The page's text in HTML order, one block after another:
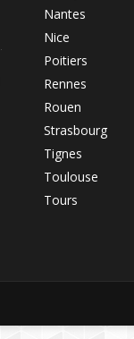
Nantes
Nice
Poitiers
Rennes
Rouen
Strasbourg
Tignes
Toulouse
Tours